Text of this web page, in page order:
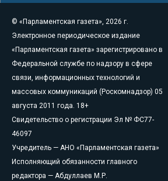
© «Парламентская газета», 2026 г.
Электронное периодическое издание
«Парламентская газета» зарегистрировано в
Федеральной службе по надзору в сфере
связи, информационных технологий и
массовых коммуникаций (Роскомнадзор) 05
августа 2011 года. 18+
Свидетельство о регистрации Эл № ФС77-
46097
Учредитель — АНО «Парламентская газета»
Исполняющий обязанности главного
редактора — Абдуллаев М.Р.